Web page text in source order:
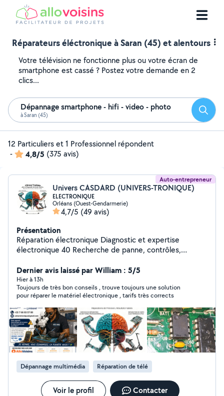
Réparateurs éléctronique à Saran (45) et alentours
Votre télévision ne fonctionne plus ou votre écran de
smartphone est cassé ? Postez votre demande en 2
clics...
Dépannage smartphone - hifi - video - photo
à Saran (45)
12 Particuliers et 1 Professionnel répondent
-
4,8/5 (375 avis)
Auto-entrepreneur
Univers CASDARD (UNIVERS-TRONIQUE)
ELECTRONIQUE
Orléans (Ouest-Gendarmerie)
4,7/5 (49 avis)
Présentation
Réparation électronique Diagnostic et expertise
électronique 40 Recherche de panne, contrôles,
électronique Cartes électroniques, électroménager,
alimentation, plaques de cuisson, réfrigérateurs, lave-
linges, sèche-linges, fours, lave-vaisselles et autres
équipements. Détartrage machine à café
professionnelle/partie particulier 60 Nettoyage
complet, détartrage et contrôle de fonctionnement.
Location machine à café 120 / mois Jusqu'à 70
cafés/heure 1 détartrage par mois inclus Maintenance
et assistance technique Professionnels et particuliers
Intervention rapide, solutions économiques et
réparations durables.
Dernier avis laissé par William : 5/5
Hier à 13h
Toujours de très bon conseils , trouve toujours une solution
pour réparer le matériel électronique , tarifs très corrects
Dépannage multimédia Réparation de télé
Voir le profil Contacter